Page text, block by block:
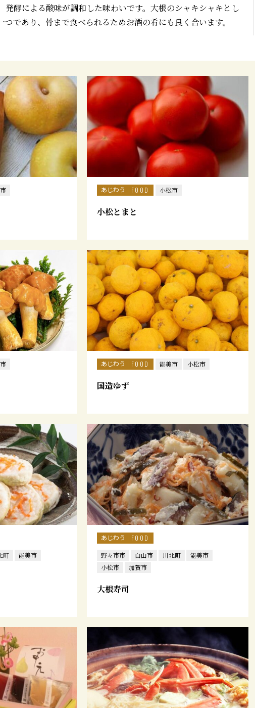
発酵による酸味が調和した味わいです。大根のシャキシャキとし
つであり、骨まで食べられるためお酒の肴にも良く合います。
あじわう FOOD 小松市
小松とまと
あじわう FOOD 能美市 小松市
国造ゆず
町
能美市
あじわう
FOOD
野々市市
白山市 川北町
能美市
小松市
加賀市
大根寿司